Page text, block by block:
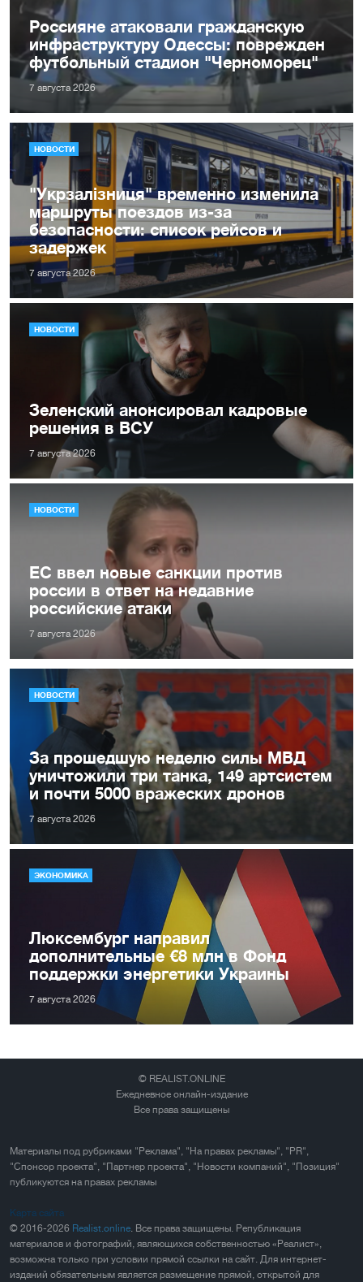
Россияне атаковали гражданскую
инфраструктуру Одессы: поврежден
футбольный стадион "Черноморец"
7 августа 2026
НОВОСТИ
"Укрзалізниця" временно изменила
маршруты поездов из-за
безопасности: список рейсов и
задержек
7 августа 2026
НОВОСТИ
Зеленский анонсировал кадровые
решения в ВСУ
7 августа 2026
НОВОСТИ
ЕС ввел новые санкции против
россии в ответ на недавние
российские атаки
7 августа 2026
НОВОСТИ
За прошедшую неделю силы МВД
уничтожили три танка, 149 артсистем
и почти 5000 вражеских дронов
7 августа 2026
ЭКОНОМИКА
Люксембург направил
дополнительные €8 млн в Фонд
поддержки энергетики Украины
7 августа 2026
© REALIST.ONLINE
Ежедневное онлайн-издание
Все права защищены
Материалы под рубриками "Реклама", "На правах рекламы", "PR",
"Спонсор проекта", "Партнер проекта", "Новости компаний", "Позиция"
публикуются на правах рекламы
Карта сайта
© 2016-2026 Realist.online . Все права защищены. Републикация
материалов и фотографий, являющихся собственностью «Реалист»,
возможна только при условии прямой ссылки на сайт. Для интернет-
изданий обязательным является размещение прямой, открытой для